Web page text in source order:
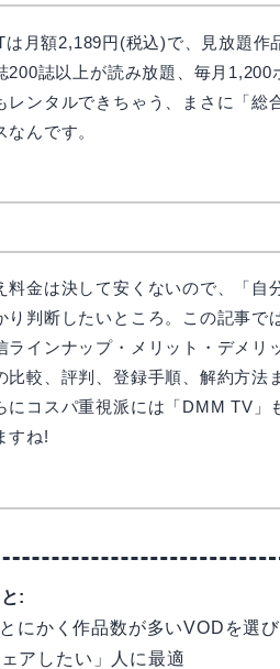
は月額2,189円(税込)で、見放題作
200誌以上が読み放題、毎月1,200
レンタルできちゃう、まさに「総
なんです。
料金は決して安くないので、「自
り判断したいところ。この記事で
ラインナップ・メリット・デメリ
比較、評判、登録手順、解約方法
にコスパ重視派には「DMM TV」
すね!
:
にかく作品数が多いVODを選
アしたい」人に最適